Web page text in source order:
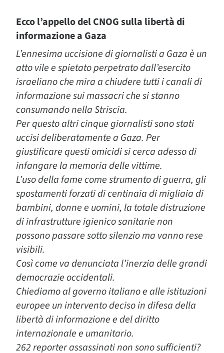
Ecco l’appello del CNOG sulla libertà di
informazione a Gaza
L’ennesima uccisione di giornalisti a Gaza è un
atto vile e spietato perpetrato dall’esercito
israeliano che mira a chiudere tutti i canali di
informazione sui massacri che si stanno
consumando nella Striscia.
Per questo altri cinque giornalisti sono stati
uccisi deliberatamente a Gaza. Per
giustificare questi omicidi si cerca adesso di
infangare la memoria delle vittime.
L’uso della fame come strumento di guerra, gli
spostamenti forzati di centinaia di migliaia di
bambini, donne e uomini, la totale distruzione
di infrastrutture igienico sanitarie non
possono passare sotto silenzio ma vanno rese
visibili.
Così come va denunciata l’inerzia delle grandi
democrazie occidentali.
Chiediamo al governo italiano e alle istituzioni
europee un intervento deciso in difesa della
libertà di informazione e del diritto
internazionale e umanitario.
262 reporter assassinati non sono sufficienti?